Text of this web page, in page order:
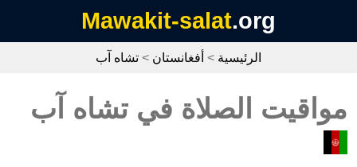
Mawakit-salat.org
الرئيسية > أفغانستان > تشاه آب
مواقيت الصلاة في تشاه آب